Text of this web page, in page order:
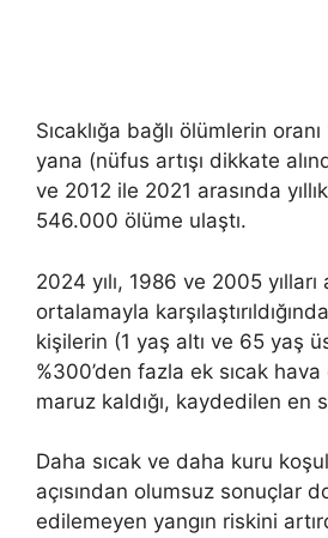
Sıcaklığa bağlı ölümlerin
yana (nüfus artışı dikkate
ve 2012 ile 2021 arasında
546.000 ölüme ulaştı.
2024 yılı, 1986 ve 2005 yılları
ortalamayla
kişilerin (1 yaş altı ve 65 yaş
%300’den fazla ek sıcak
maruz kaldığı, kaydedilen en
Daha sıcak ve daha kuru
açısından olumsuz sonuçlar
edilemeyen yangın riskini